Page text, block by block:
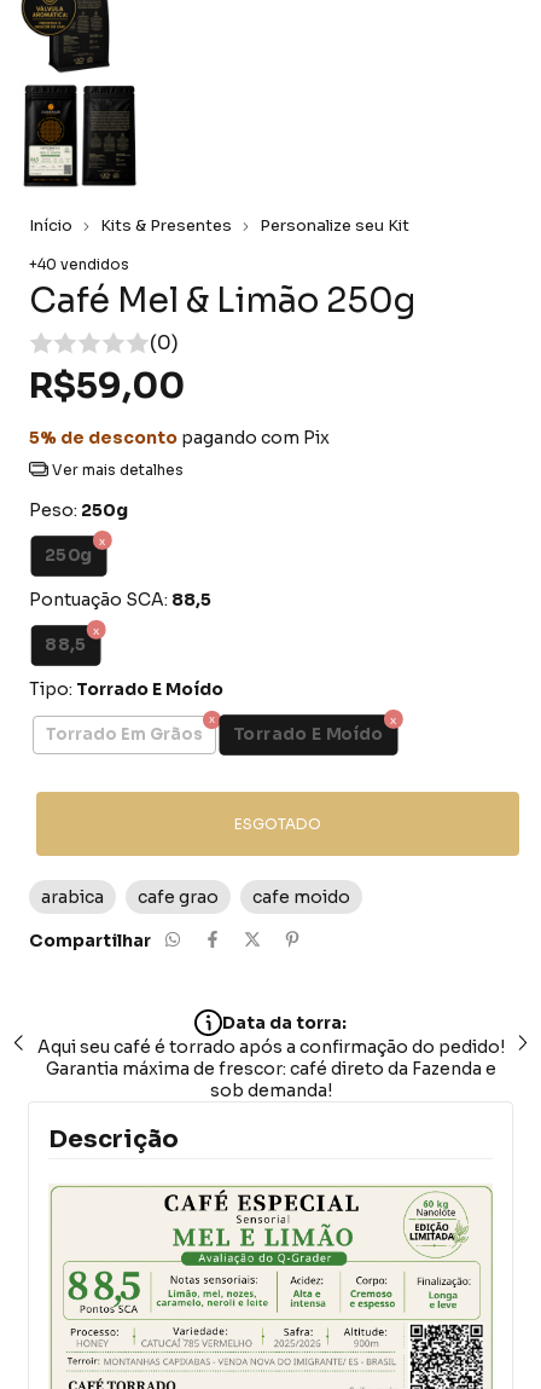
Início Kits & Presentes Personalize seu Kit
+40 vendidos
Café Mel & Limão 250g
(0)
R$59,00
5% de desconto pagando com Pix
Ver mais detalhes
Peso: 250g
250g
Pontuação SCA: 88,5
88,5
Tipo: Torrado E Moído
Torrado Em Grãos Torrado E Moído
arabica cafe grao
cafe moido
Compartilhar
Data da torra:
Aqui seu café é torrado após a confirmação do pedido!
Garantia máxima de frescor: café direto da Fazenda e
sob demanda!
Descrição